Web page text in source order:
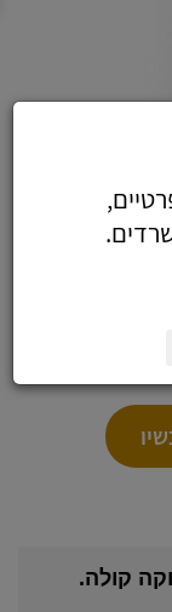
קולה.